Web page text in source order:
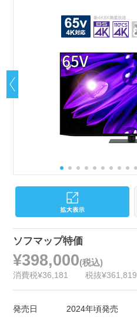
ソフマップ特価
¥398,000(税込)
消費税¥36,181 税抜¥361,819
発売日 2024年頃発売